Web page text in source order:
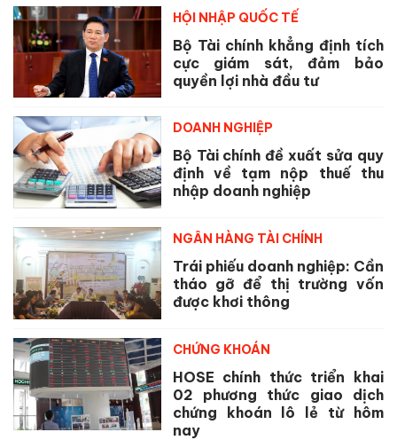
HỘI NHẬP QUỐC TẾ
Bộ Tài chính khẳng định tích
cực giám sát, đảm bảo
quyền lợi nhà đầu tư
DOANH NGHIỆP
Bộ Tài chính đề xuất sửa quy
định về tạm nộp thuế thu
nhập doanh nghiệp
NGÂN HÀNG TÀI CHÍNH
Trái phiếu doanh nghiệp: Cần
tháo gỡ để thị trường vốn
được khơi thông
CHỨNG KHOÁN
HOSE chính thức triển khai
02 phương thức giao dịch
chứng khoán lô lẻ từ hôm
nay